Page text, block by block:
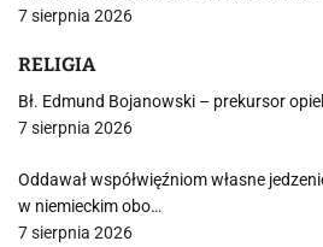
7 sierpnia 2026
RELIGIA
Bł. Edmund Bojanowski – prekursor
7 sierpnia 2026
Oddawał współwięźniom własne
w niemieckim obo…
7 sierpnia 2026